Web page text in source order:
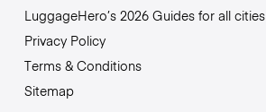
LuggageHero’s 2026 Guides for all cities
Privacy Policy
Terms & Conditions
Sitemap